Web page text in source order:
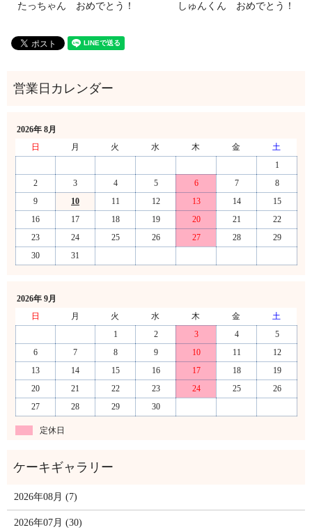
たっちゃん おめでとう！ しゅんくん おめでとう！
2026年 8月
日
月 火 水 木 金
土
1
2
3 4 5 6 7
8
9
10 11 12 13 14
15
16
17 18 19 20 21
22
23
24 25 26 27 28
29
30
31
2026年 9月
日
月 火 水 木 金
土
1
2 3 4
5
6
7 8 9 10 11
12
13
14 15 16 17 18
19
20
21 22 23 24 25
26
27
28 29 30
定休日
2026年08月 (7)
2026年07月 (30)